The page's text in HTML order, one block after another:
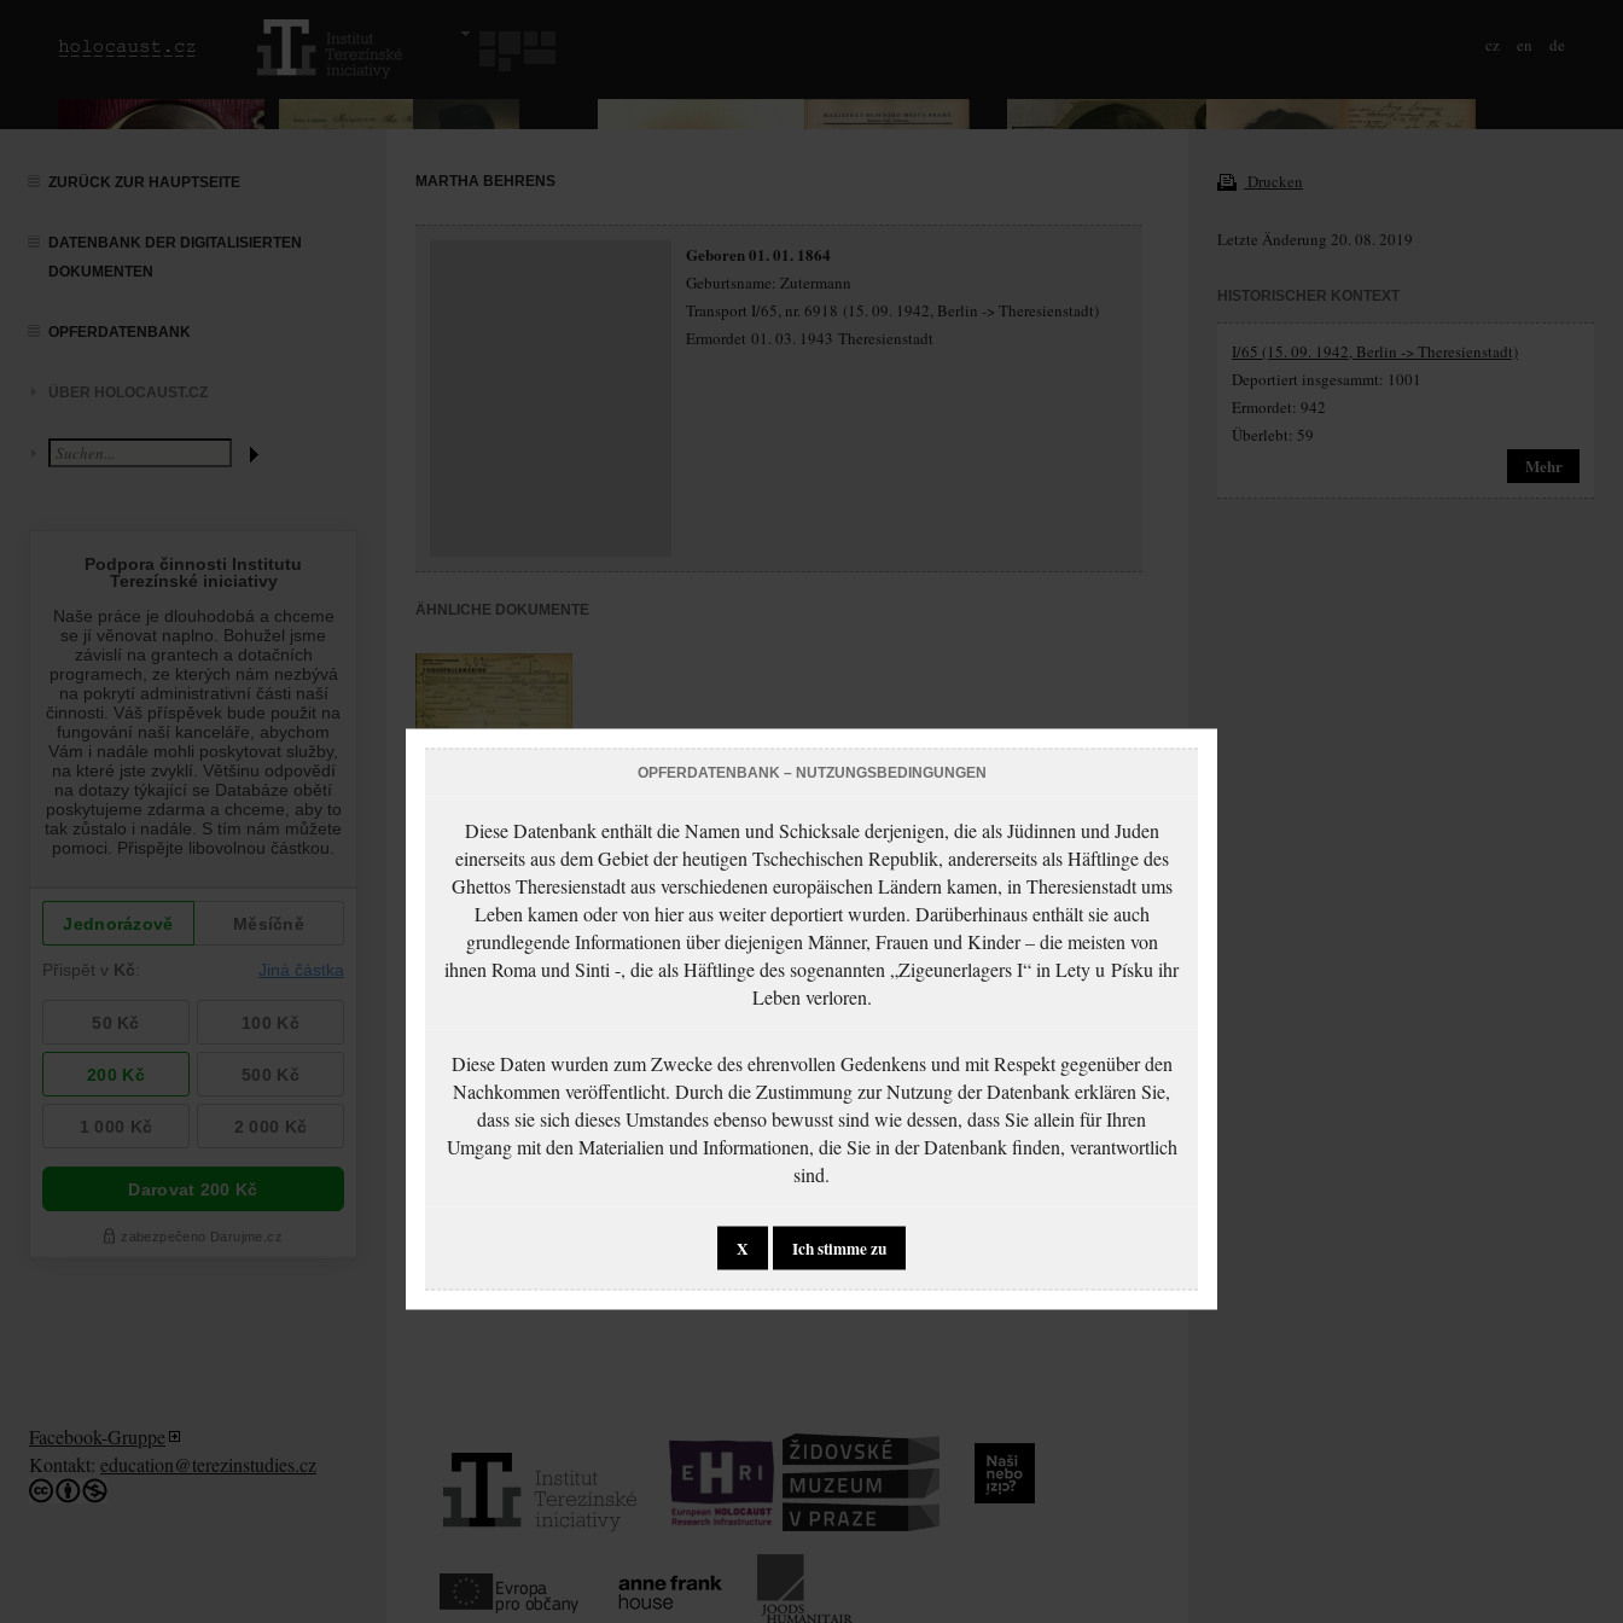
cz en de
ZURÜCK ZUR HAUPTSEITE
DATENBANK DER DIGITALISIERTEN
DOKUMENTEN
OPFERDATENBANK
ÜBER HOLOCAUST.CZ
MARTHA BEHRENS
Geboren 01. 01. 1864
Geburtsname: Zutermann
Transport I/65, nr. 6918 (15. 09. 1942, Berlin -> Theresienstadt)
Ermordet 01. 03. 1943 Theresienstadt
ÄHNLICHE DOKUMENTE
Behrens Martha:
Todesfallanzeige,
Ghetto Theresienstadt
Drucken
Letzte Änderung 20. 08. 2019
HISTORISCHER KONTEXT
I/65 (15. 09. 1942, Berlin -> Theresienstadt)
Deportiert insgesammt: 1001
Ermordet: 942
Überlebt: 59
Mehr
Facebook-Gruppe
Kontakt: education@terezinstudies.cz
OPFERDATENBANK – NUTZUNGSBEDINGUNGEN
Diese Datenbank enthält die Namen und Schicksale derjenigen, die als Jüdinnen und Juden
einerseits aus dem Gebiet der heutigen Tschechischen Republik, andererseits als Häftlinge des
Ghettos Theresienstadt aus verschiedenen europäischen Ländern kamen, in Theresienstadt ums
Leben kamen oder von hier aus weiter deportiert wurden. Darüberhinaus enthält sie auch
grundlegende Informationen über diejenigen Männer, Frauen und Kinder – die meisten von
ihnen Roma und Sinti -, die als Häftlinge des sogenannten „Zigeunerlagers I“ in Lety u Písku ihr
Leben verloren.
Diese Daten wurden zum Zwecke des ehrenvollen Gedenkens und mit Respekt gegenüber den
Nachkommen veröffentlicht. Durch die Zustimmung zur Nutzung der Datenbank erklären Sie,
dass sie sich dieses Umstandes ebenso bewusst sind wie dessen, dass Sie allein für Ihren
Umgang mit den Materialien und Informationen, die Sie in der Datenbank finden, verantwortlich
sind.
X Ich stimme zu